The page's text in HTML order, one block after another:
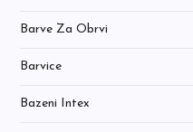
Barve Za Obrvi
Barvice
Bazeni Intex